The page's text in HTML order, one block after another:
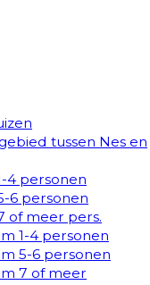
tussen Nes en
4 personen
6 personen
of meer pers.
1-4 personen
5-6 personen
7 of meer